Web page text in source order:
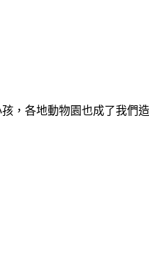
，各地動物園也成了我們